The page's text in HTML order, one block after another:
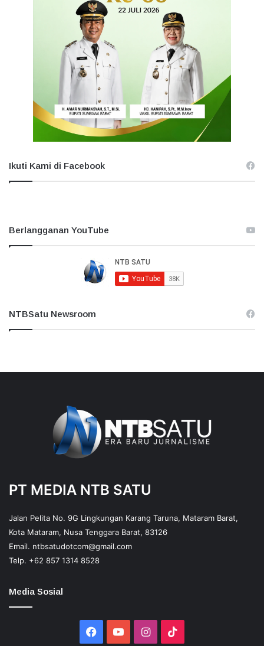
Ikuti Kami di Facebook
Berlangganan YouTube
NTBSatu Newsroom
PT MEDIA NTB SATU
Jalan Pelita No. 9G Lingkungan Karang Taruna, Mataram Barat,
Kota Mataram, Nusa Tenggara Barat, 83126
Email. ntbsatudotcom@gmail.com
Telp. +62 857 1314 8528
Media Sosial
Facebook
YouTubeInstagram